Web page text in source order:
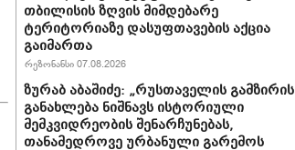
თბილისის ზღვის მიმდებარე
ტერიტორიაზე დასუფთავების აქცია
გაიმართა
რეზონანსი 07.08.2026
ზურაბ აბაშიძე: „რუსთაველის გამზირის
განახლება ნიშნავს ისტორიული
მემკვიდრეობის შენარჩუნებას,
თანამედროვე ურბანული გარემოს